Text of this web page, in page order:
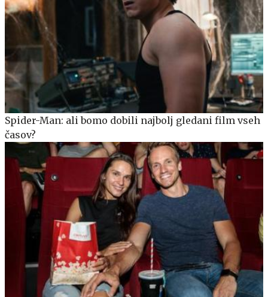
Spider-Man: ali bomo dobili najbolj gledani film vseh
časov?